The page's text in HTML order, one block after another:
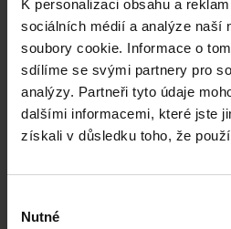
K personalizaci obsahu a
sociálních médií a analýze naší
soubory cookie. Informace o
sdílíme se svými partnery pro
analýzy. Partneři tyto údaje
dalšími informacemi, které jste
získali v důsledku toho, že
souhlasu
Nutné
B****
S****
25. 7.
V****
500 Kč
25. 7.
J****
S****
900 Kč
25. 7.
keyboard_arrow_left